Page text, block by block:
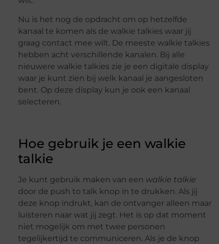
Nu is het nog de opdracht om op hetzelfde
kanaal te komen als de walkie talkies waar jij
graag contact mee wilt. De meeste walkie talkies
hebben acht verschillende kanalen. Bij alle
nieuwere walkie talkies zie je een digitale display
waar je kunt zien bij welk kanaal je aangesloten
bent. Op deze display kun je ook een kanaal
selecteren.
Hoe gebruik je een walkie
talkie
Je kunt gebruik maken van een walkie talkie
door de push to talk knop in te drukken. Als jij
deze knop indrukt, kan de ontvanger alleen maar
luisteren naar wat jij zegt. Het is op dat moment
niet mogelijk om met twee personen
tegelijkertijd te communiceren. Als je de knop